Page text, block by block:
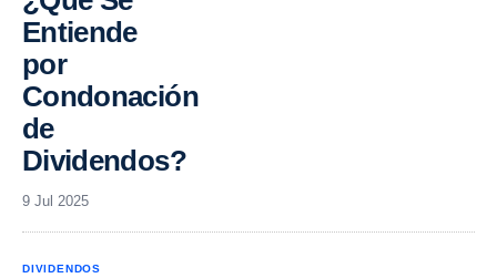
Entiende
por
Condonación
de
Dividendos?
9 Jul 2025
DIVIDENDOS